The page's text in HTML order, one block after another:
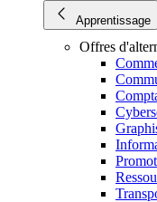
Apprentissage
Offres